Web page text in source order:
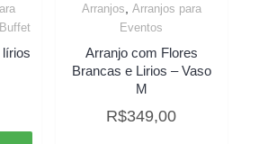
Arranjos, Arranjos para
Eventos
Arranjo com Flores
Brancas e Lirios – Vaso
M
R$349,00